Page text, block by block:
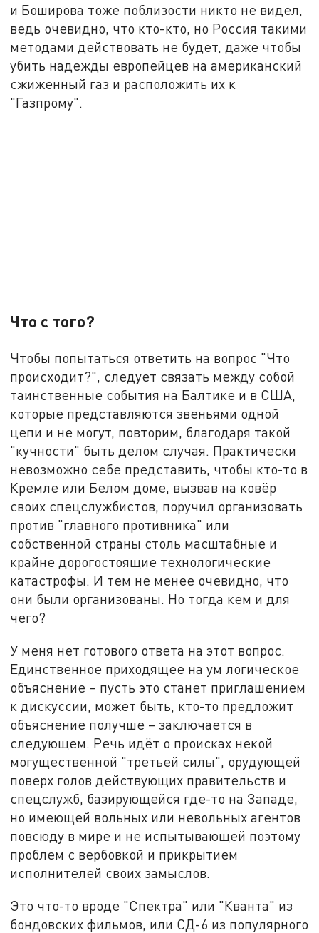
и Боширова тоже поблизости никто не видел,
ведь очевидно, что кто-кто, но Россия такими
методами действовать не будет, даже чтобы
убить надежды европейцев на американский
сжиженный газ и расположить их к
"Газпрому".
Что с того?
Чтобы попытаться ответить на вопрос "Что
происходит?", следует связать между собой
таинственные события на Балтике и в США,
которые представляются звеньями одной
цепи и не могут, повторим, благодаря такой
"кучности" быть делом случая. Практически
невозможно себе представить, чтобы кто-то в
Кремле или Белом доме, вызвав на ковёр
своих спецслужбистов, поручил организовать
против "главного противника" или
собственной страны столь масштабные и
крайне дорогостоящие технологические
катастрофы. И тем не менее очевидно, что
они были организованы. Но тогда кем и для
чего?
У меня нет готового ответа на этот вопрос.
Единственное приходящее на ум логическое
объяснение – пусть это станет приглашением
к дискуссии, может быть, кто-то предложит
объяснение получше – заключается в
следующем. Речь идёт о происках некой
могущественной "третьей силы", орудующей
поверх голов действующих правительств и
спецслужб, базирующейся где-то на Западе,
но имеющей вольных или невольных агентов
повсюду в мире и не испытывающей поэтому
проблем с вербовкой и прикрытием
исполнителей своих замыслов.
Это что-то вроде "Спектра" или "Кванта" из
бондовских фильмов, или СД-6 из популярного